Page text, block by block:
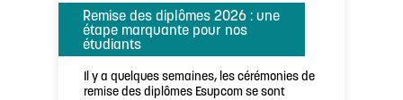
Remise des diplômes 2026 : une
étape marquante pour nos
étudiants
Il y a quelques semaines, les cérémonies de
remise des diplômes Esupcom se sont